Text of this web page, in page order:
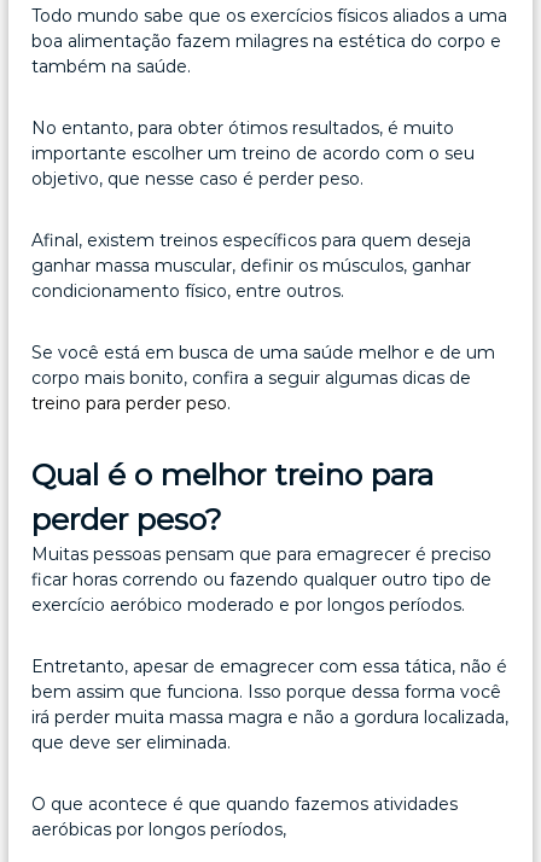
Todo mundo sabe que os exercícios físicos aliados a uma
boa alimentação fazem milagres na estética do corpo e
também na saúde.
No entanto, para obter ótimos resultados, é muito
importante escolher um treino de acordo com o seu
objetivo, que nesse caso é perder peso.
Afinal, existem treinos específicos para quem deseja
ganhar massa muscular, definir os músculos, ganhar
condicionamento físico, entre outros.
Se você está em busca de uma saúde melhor e de um
corpo mais bonito, confira a seguir algumas dicas de
treino para perder peso.
Qual é o melhor treino para
perder peso?
Muitas pessoas pensam que para emagrecer é preciso
ficar horas correndo ou fazendo qualquer outro tipo de
exercício aeróbico moderado e por longos períodos.
Entretanto, apesar de emagrecer com essa tática, não é
bem assim que funciona. Isso porque dessa forma você
irá perder muita massa magra e não a gordura localizada,
que deve ser eliminada.
O que acontece é que quando fazemos atividades
aeróbicas por longos períodos,